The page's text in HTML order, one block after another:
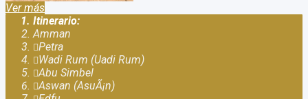
Ver más
Itinerario:
Amman
Petra
Wadi Rum (Uadi Rum)
Abu Simbel
Aswan (AsuÃ¡n)